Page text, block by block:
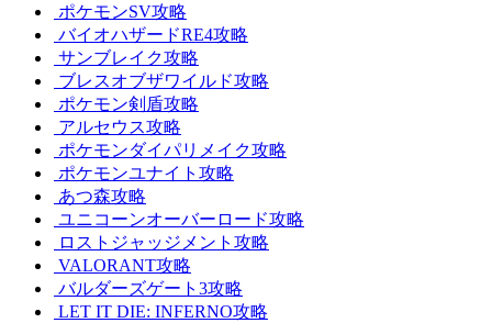
ポケモンSV攻略
バイオハザードRE4攻略
サンブレイク攻略
ブレスオブザワイルド攻略
ポケモン剣盾攻略
アルセウス攻略
ポケモンダイパリメイク攻略
ポケモンユナイト攻略
あつ森攻略
ユニコーンオーバーロード攻略
ロストジャッジメント攻略
VALORANT攻略
バルダーズゲート3攻略
LET IT DIE: INFERNO攻略